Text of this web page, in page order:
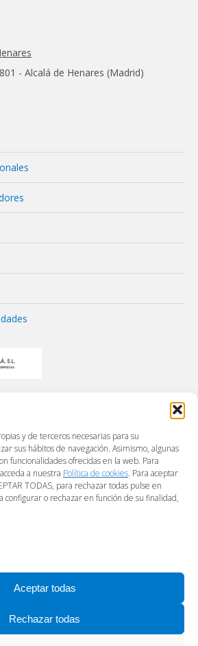
y de terceros necesarias para su
sus hábitos de navegación. Asimismo, algunas
funcionalidades ofrecidas en la web. Para
a nuestra Política de cookies. Para aceptar
TODAS, para rechazar todas pulse en
configurar o rechazar en función de su finalidad,
Aceptar todas
Rechazar todas
- Alcalá de Henares (Madrid)